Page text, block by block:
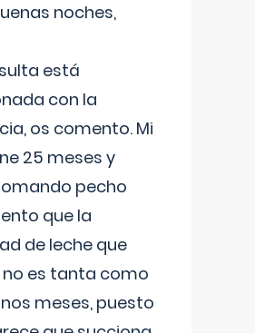
noches,
está
con la
os comento. Mi
25 meses y
pecho
que la
de leche que
es tanta como
meses, puesto